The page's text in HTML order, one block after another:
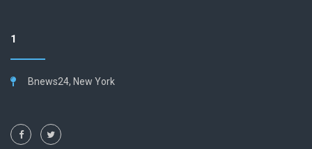
1
Bnews24, New York